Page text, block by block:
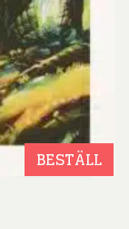
BESTÄLL